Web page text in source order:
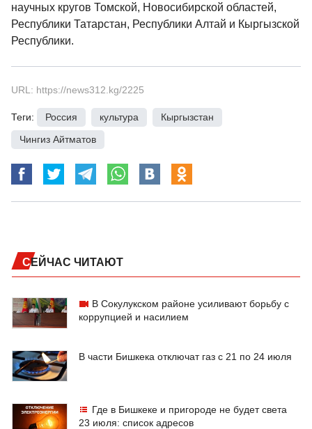
научных кругов Томской, Новосибирской областей,
Республики Татарстан, Республики Алтай и Кыргызской
Республики.
URL: https://news312.kg/2225
Теги: Россия культура Кыргызстан
Чингиз Айтматов
СЕЙЧАС ЧИТАЮТ
В Сокулукском районе усиливают борьбу с
коррупцией и насилием
В части Бишкека отключат газ с 21 по 24 июля
Где в Бишкеке и пригороде не будет света
23 июля: список адресов